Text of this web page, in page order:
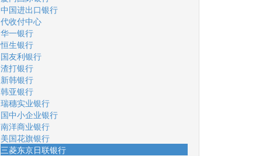
中国进出口银行
代收付中心
华一银行
恒生银行
国友利银行
渣打银行
新韩银行
韩亚银行
瑞穗实业银行
国中小企业银行
南洋商业银行
美国花旗银行
三菱东京日联银行